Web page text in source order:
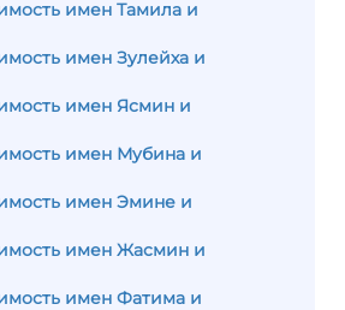
имен Тамила и
имен Зулейха и
имен Ясмин и
имен Мубина и
имен Эмине и
имен Жасмин и
имен Фатима и